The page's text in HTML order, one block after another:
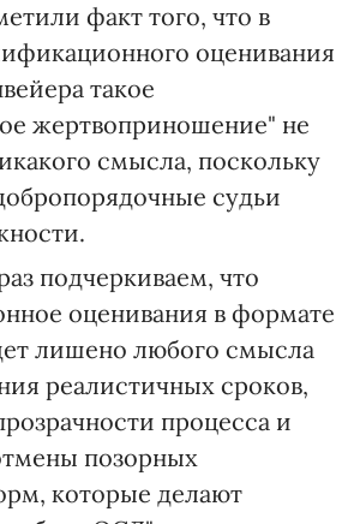
факт того, что в
оценивания
такое
жертвоприношение" не
смысла, поскольку
судьи
подчеркиваем, что
оценивания в формате
лишено любого смысла
реалистичных сроков,
процесса и
позорных
которые делают